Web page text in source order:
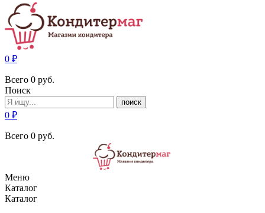
0 ₽
Всего 0 руб.
Поиск
поиск
0 ₽
Всего 0 руб.
Меню
Каталог
Каталог